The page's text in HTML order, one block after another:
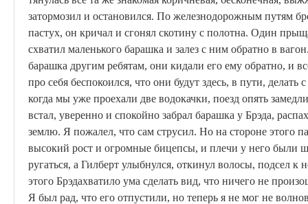
затормозил и остановился. По железнодорожным путям
пастух, он кричал и сгонял скотину с полотна. Один
схватил маленького барашка и залез с ним обратно в
барашка другим ребятам, они кидали его ему обратно, и
про себя беспокоился, что они будут здесь, в пути,
когда мы уже проехали две водокачки, поезд опять
встал, уверенно и спокойно забрал барашка у Брэда,
землю. Я пожалел, что сам струсил. Но на стороне этого
высокий рост и огромные бицепсы, и плечи у него были
ругаться, а Гилберт улыбнулся, откинул волосы, подсел к
этого Брэдахватило ума сделать вид, что ничего не
Я был рад, что его отпустили, но теперь я не мог не